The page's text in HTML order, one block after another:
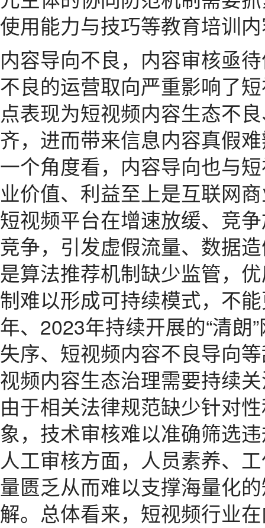
使用能力与技巧等教育培训
内容导向不良，内容审核亟
不良的运营取向严重影响了
点表现为短视频内容生态不
齐，进而带来信息内容真假
一个角度看，内容导向也与
业价值、利益至上是互联网
短视频平台在增速放缓、竞
竞争，引发虚假流量、数据
是算法推荐机制缺少监管，
制难以形成可持续模式，不
年、2023年持续开展的“清朗
失序、短视频内容不良导向
视频内容生态治理需要持续
由于相关法律规范缺少针对
象，技术审核难以准确筛选
人工审核方面，人员素养、
量匮乏从而难以支撑海量化
解。总体看来，短视频行业